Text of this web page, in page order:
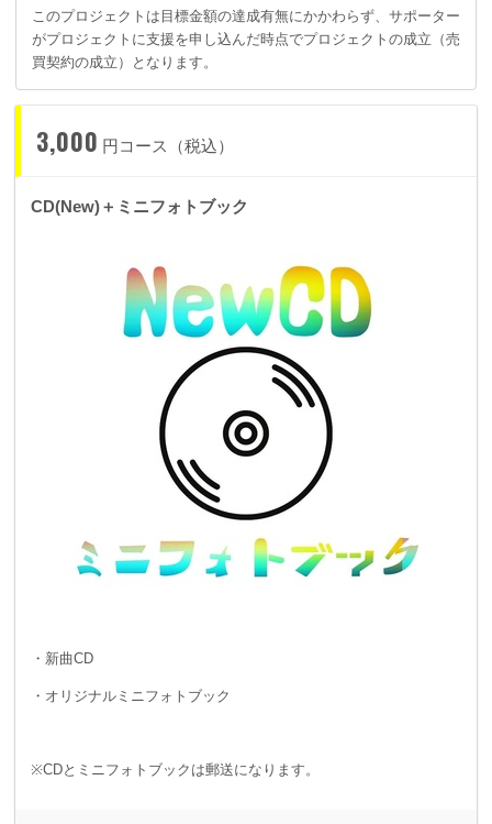
このプロジェクトは目標金額の達成有無にかかわらず、サポーター
がプロジェクトに支援を申し込んだ時点でプロジェクトの成立（売
買契約の成立）となります。
3,000 円コース（税込）
CD(New)＋ミニフォトブック
・新曲CD
・オリジナルミニフォトブック
※CDとミニフォトブックは郵送になります。